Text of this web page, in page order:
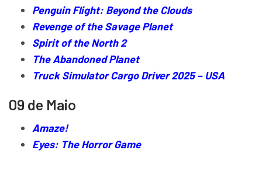
Penguin Flight: Beyond the Clouds
Revenge of the Savage Planet
Spirit of the North 2
The Abandoned Planet
Truck Simulator Cargo Driver 2025 – USA
09 de Maio
Amaze!
Eyes: The Horror Game